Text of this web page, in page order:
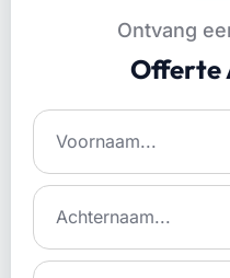
Ontvang
Offerte